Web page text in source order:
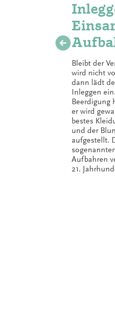
Bleibt der
wird nicht
dann lädt
Inleggen
Beerdigung
er wird
bestes
und der
aufgestellt.
Aufbahren
21.